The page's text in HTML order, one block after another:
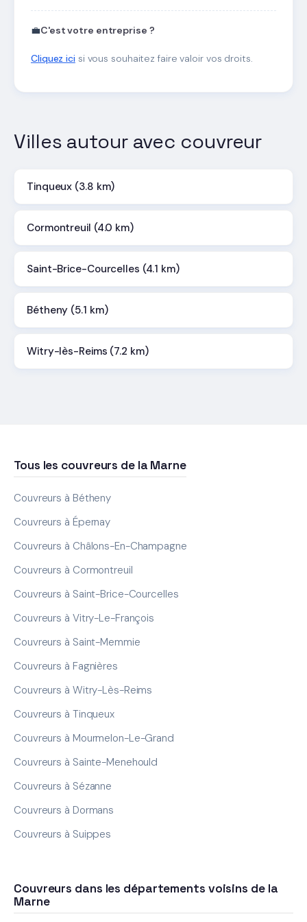
💼C'est votre entreprise ?
Cliquez icisi vous souhaitez faire valoir vos droits.
Villes autour avec couvreur
Tinqueux (3.8 km)
Cormontreuil (4.0 km)
Saint-Brice-Courcelles (4.1 km)
Bétheny (5.1 km)
Witry-lès-Reims (7.2 km)
Tous les couvreurs de la Marne
Couvreurs à Bétheny
Couvreurs à Épernay
Couvreurs à Châlons-En-Champagne
Couvreurs à Cormontreuil
Couvreurs à Saint-Brice-Courcelles
Couvreurs à Vitry-Le-François
Couvreurs à Saint-Memmie
Couvreurs à Fagnières
Couvreurs à Witry-Lès-Reims
Couvreurs à Tinqueux
Couvreurs à Mourmelon-Le-Grand
Couvreurs à Sainte-Menehould
Couvreurs à Sézanne
Couvreurs à Dormans
Couvreurs à Suippes
Couvreurs dans les départements voisins de la
Marne